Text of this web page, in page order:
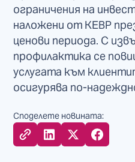
ограничения на
наложени от КЕВР
ценови периода. С
профилактика се
услугата към
осигурява по-
Споделете новината: